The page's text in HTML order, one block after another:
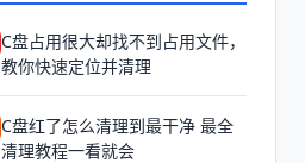
C盘占用很大却找不到占用文件，
教你快速定位并清理
C盘红了怎么清理到最干净 最全
清理教程一看就会